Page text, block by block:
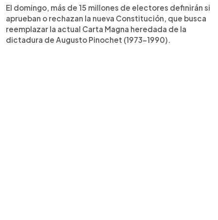
El domingo, más de 15 millones de electores definirán si
aprueban o rechazan la nueva Constitución, que busca
reemplazar la actual Carta Magna heredada de la
dictadura de Augusto Pinochet (1973-1990).